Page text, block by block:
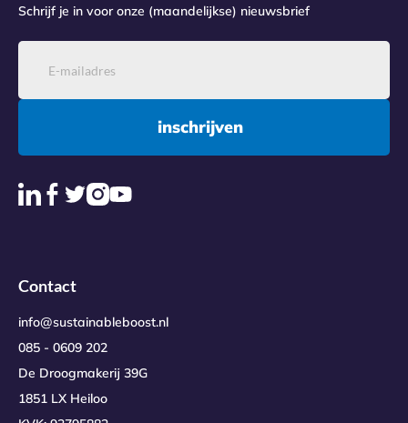
Schrijf je in voor onze (maandelijkse) nieuwsbrief
inschrijven
Contact
info@sustainableboost.nl
085 - 0609 202
De Droogmakerij 39G
1851 LX Heiloo